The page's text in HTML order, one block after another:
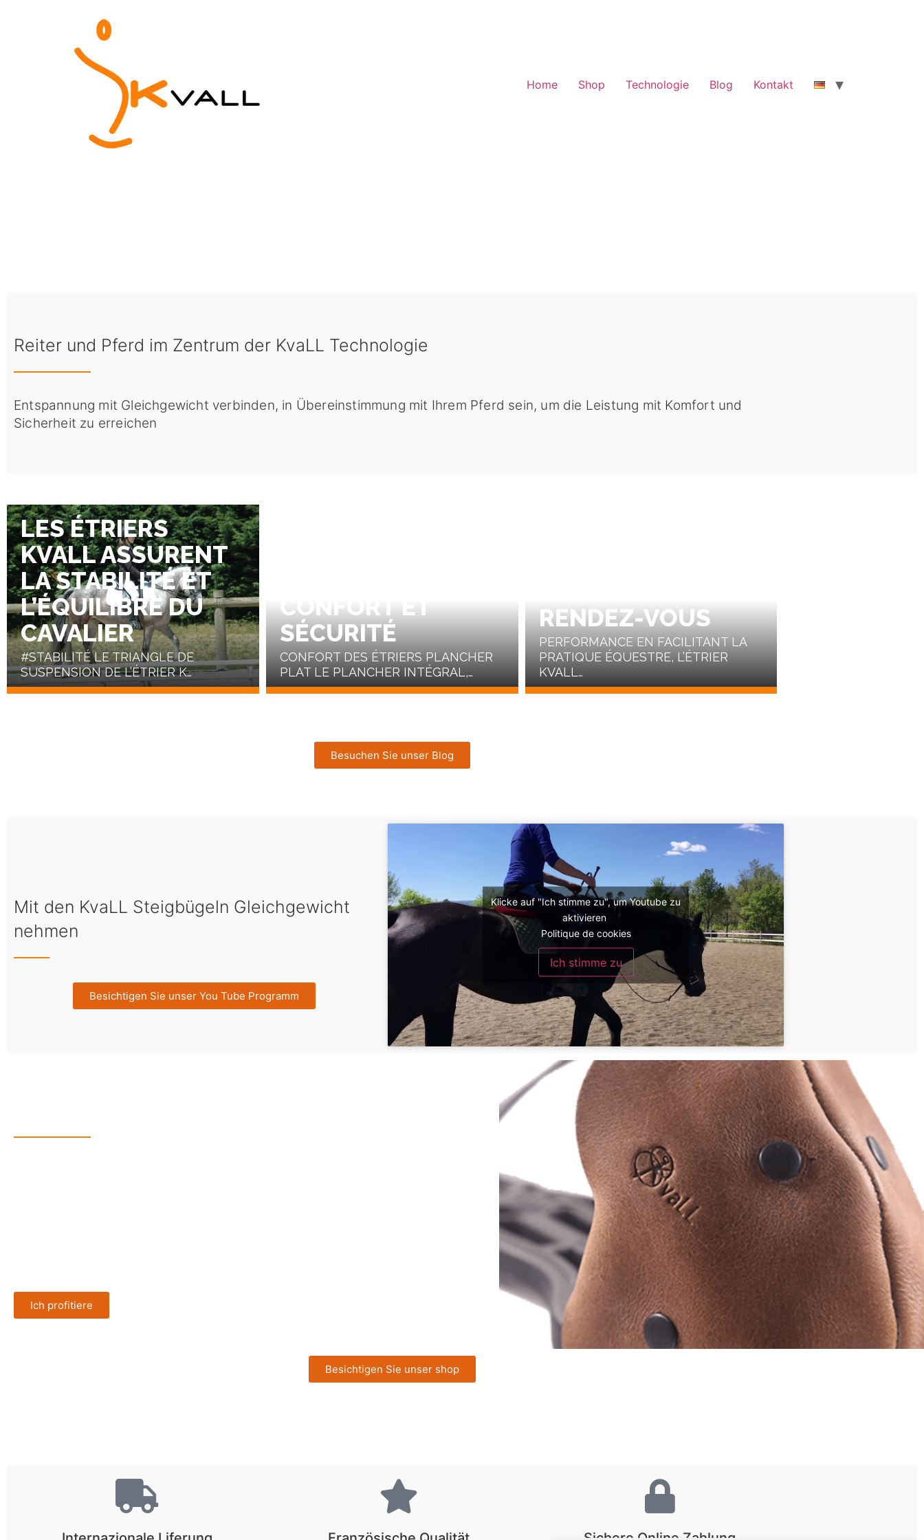
Home Shop Technologie Blog Kontakt
Reiter und Pferd im Zentrum der KvaLL Technologie
Entspannung mit Gleichgewicht verbinden, in Übereinstimmung mit Ihrem Pferd sein, um die Leistung mit Komfort und
Sicherheit zu erreichen
LES ÉTRIERS
KVALL ASSURENT
LA STABILITÉ ET
L’ÉQUILIBRE DU
CAVALIER
#STABILITÉ LE TRIANGLE DE
SUSPENSION DE L’ÉTRIER K…
CONFORT ET
SÉCURITÉ
CONFORT DES ÉTRIERS PLANCHER
PLAT LE PLANCHER INTÉGRAL,…
RENDEZ-VOUS
PERFORMANCE EN FACILITANT LA
PRATIQUE ÉQUESTRE, L’ÉTRIER
KVALL…
Besuchen Sie unser Blog
Mit den KvaLL Steigbügeln Gleichgewicht
nehmen
Besichtigen Sie unser You Tube Programm
Klicke auf "Ich stimme zu", um Youtube zu
aktivieren
Politique de cookies
Ich stimme zu
Ich profitiere
Besichtigen Sie unser shop